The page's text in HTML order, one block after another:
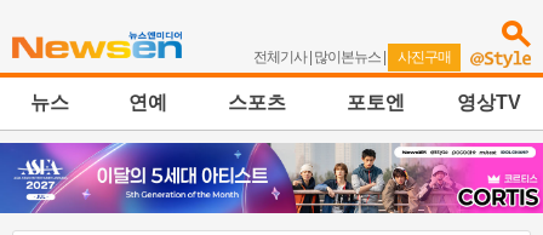
전체기사| 많이본뉴스 | 사진구매
뉴스 연예 스포츠 포토엔 영상TV